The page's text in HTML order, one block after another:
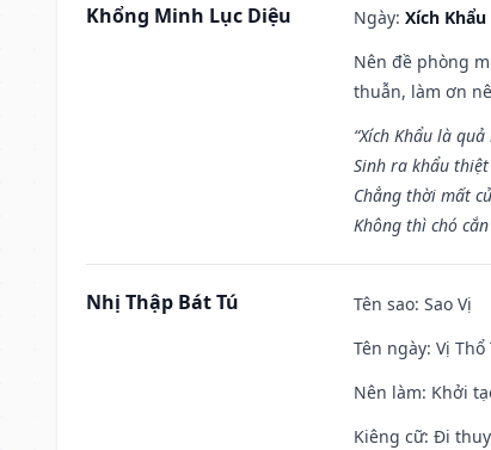
Khổng Minh Lục Diệu Ngày: Xích Khẩu
Nên đề phòng
thuẫn, làm ơn
“Xích Khẩu là
Sinh ra khẩu
Chẳng thời mất
Không thì chó
Nhị Thập Bát Tú Tên sao: Sao Vị
Tên ngày: Vị
Nên làm: Khởi
Kiêng cữ: Đi